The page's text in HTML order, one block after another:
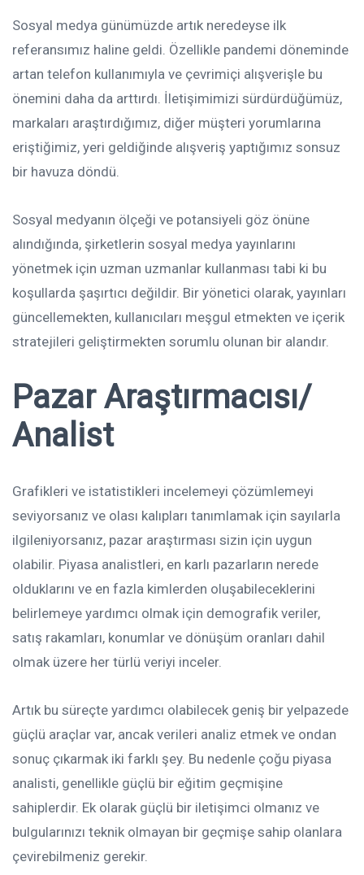
Sosyal medya günümüzde artık neredeyse ilk
referansımız haline geldi. Özellikle pandemi döneminde
artan telefon kullanımıyla ve çevrimiçi alışverişle bu
önemini daha da arttırdı. İletişimimizi sürdürdüğümüz,
markaları araştırdığımız, diğer müşteri yorumlarına
eriştiğimiz, yeri geldiğinde alışveriş yaptığımız sonsuz
bir havuza döndü.
Sosyal medyanın ölçeği ve potansiyeli göz önüne
alındığında, şirketlerin sosyal medya yayınlarını
yönetmek için uzman uzmanlar kullanması tabi ki bu
koşullarda şaşırtıcı değildir. Bir yönetici olarak, yayınları
güncellemekten, kullanıcıları meşgul etmekten ve içerik
stratejileri geliştirmekten sorumlu olunan bir alandır.
Pazar Araştırmacısı/
Analist
Grafikleri ve istatistikleri incelemeyi çözümlemeyi
seviyorsanız ve olası kalıpları tanımlamak için sayılarla
ilgileniyorsanız, pazar araştırması sizin için uygun
olabilir. Piyasa analistleri, en karlı pazarların nerede
olduklarını ve en fazla kimlerden oluşabileceklerini
belirlemeye yardımcı olmak için demografik veriler,
satış rakamları, konumlar ve dönüşüm oranları dahil
olmak üzere her türlü veriyi inceler.
Artık bu süreçte yardımcı olabilecek geniş bir yelpazede
güçlü araçlar var, ancak verileri analiz etmek ve ondan
sonuç çıkarmak iki farklı şey. Bu nedenle çoğu piyasa
analisti, genellikle güçlü bir eğitim geçmişine
sahiplerdir. Ek olarak güçlü bir iletişimci olmanız ve
bulgularınızı teknik olmayan bir geçmişe sahip olanlara
çevirebilmeniz gerekir.